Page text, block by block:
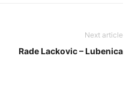
Next article
Rade Lackovic – Lubenica